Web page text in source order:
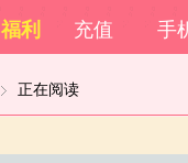
福利 充值 手
正在阅读